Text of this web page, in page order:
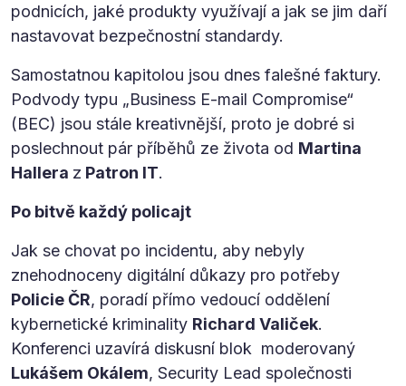
podnicích, jaké produkty využívají a jak se jim daří
nastavovat bezpečnostní standardy.
Samostatnou kapitolou jsou dnes falešné faktury.
Podvody typu „Business E-mail Compromise“
(BEC) jsou stále kreativnější, proto je dobré si
poslechnout pár příběhů ze života od Martina
Hallera z Patron IT.
Po bitvě každý policajt
Jak se chovat po incidentu, aby nebyly
znehodnoceny digitální důkazy pro potřeby
Policie ČR, poradí přímo vedoucí oddělení
kybernetické kriminality Richard Valiček.
Konferenci uzavírá diskusní blok moderovaný
Lukášem Okálem, Security Lead společnosti